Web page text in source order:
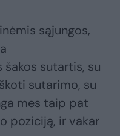
sąjungos,
sutartis, su
sutarimo, su
mes taip pat
poziciją, ir vakar